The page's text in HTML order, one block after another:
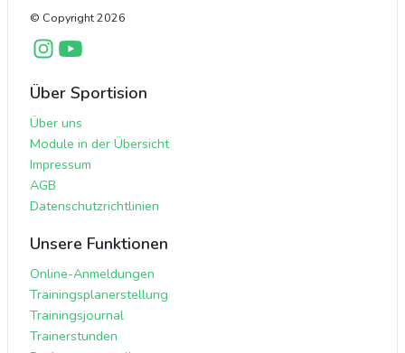
© Copyright2026
Über Sportision
Über uns
Module in der Übersicht
Impressum
AGB
Datenschutzrichtlinien
Unsere Funktionen
Online-Anmeldungen
Trainingsplanerstellung
Trainingsjournal
Trainerstunden